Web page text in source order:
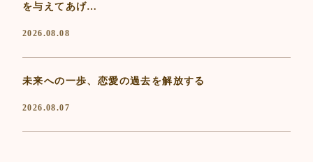
を与えてあげ…
2026.08.08
未来への一歩、恋愛の過去を解放する
2026.08.07